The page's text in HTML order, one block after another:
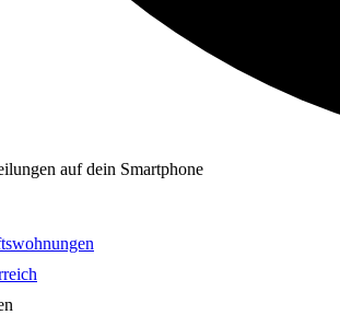
auf dein Smartphone